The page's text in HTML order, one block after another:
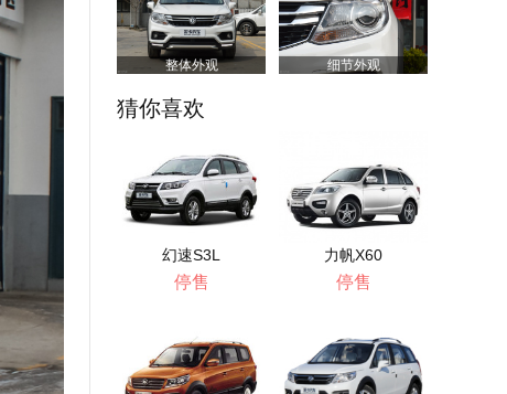
整体外观 细节外观
猜你喜欢
幻速S3L
停售
力帆X60
停售